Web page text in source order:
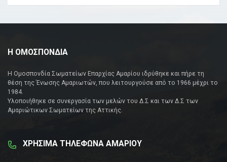
Η ΟΜΟΣΠΟΝΔΙΑ
Η Ομοσπονδία Σωματείων Επαρχίας Αμαρίου ιδρύθηκε και πήρε τη
θέση της Ένωσης Αμαριωτών, που λειτουργούσε από το 1966 μέχρι το
1984.
Υλοποιήθηκε σε συνεργασία των μελών του Δ.Σ και των Δ.Σ των
Αμαριώτικων Σωματείων της Αττικής.
ΧΡΗΣΙΜΑ ΤΗΛΕΦΩΝΑ ΑΜΑΡΙΟΥ